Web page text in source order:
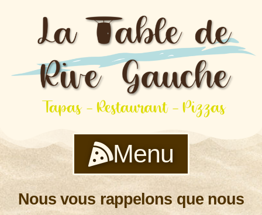
Menu
Nous vous rappelons que nous